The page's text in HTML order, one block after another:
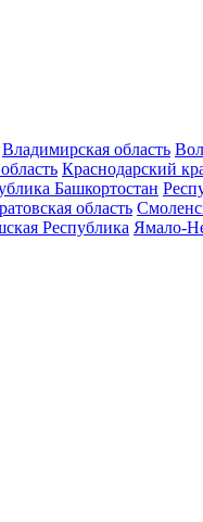
Владимирская область
Краснодарский
Башкортостан
область
Республика Ямало-